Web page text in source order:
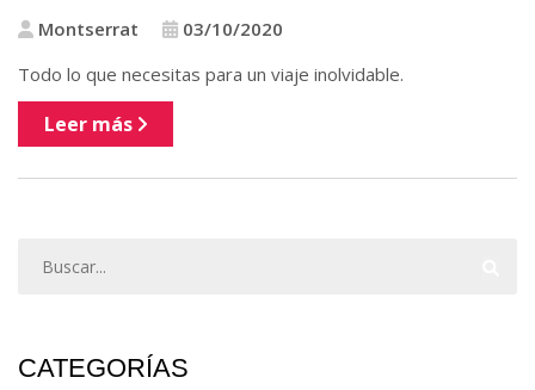
Montserrat
03/10/2020
Todo lo que necesitas para un viaje inolvidable.
Leer más
CATEGORÍAS